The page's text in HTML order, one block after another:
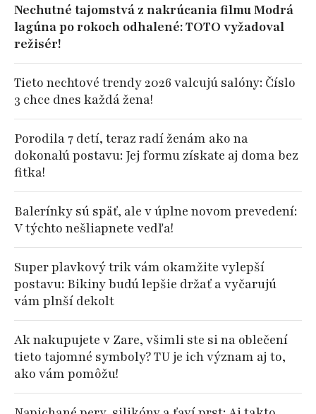
Nechutné tajomstvá z nakrúcania filmu Modrá
lagúna po rokoch odhalené: TOTO vyžadoval
režisér!
Tieto nechtové trendy 2026 valcujú salóny: Číslo
3 chce dnes každá žena!
Porodila 7 detí, teraz radí ženám ako na
dokonalú postavu: Jej formu získate aj doma bez
fitka!
Balerínky sú späť, ale v úplne novom prevedení:
V týchto nešliapnete vedľa!
Super plavkový trik vám okamžite vylepší
postavu: Bikiny budú lepšie držať a vyčarujú
vám plnší dekolt
Ak nakupujete v Zare, všimli ste si na oblečení
tieto tajomné symboly? TU je ich význam aj to,
ako vám pomôžu!